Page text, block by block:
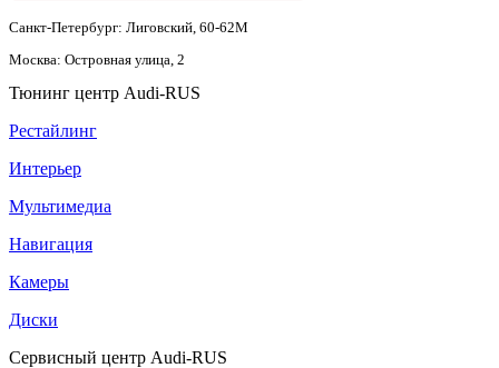
Санкт-Петербург: Лиговский, 60-62М
Москва: Островная улица, 2
Тюнинг центр Audi-RUS
Рестайлинг
Интерьер
Мультимедиа
Навигация
Камеры
Диски
Сервисный центр Audi-RUS